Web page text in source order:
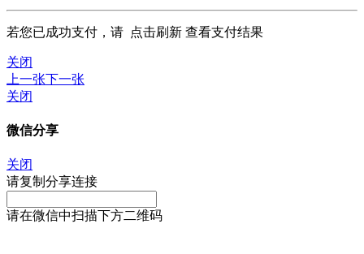
若您已成功支付，请 点击刷新 查看支付结果
关闭
上一张下一张
关闭
微信分享
关闭
请复制分享连接
请在微信中扫描下方二维码